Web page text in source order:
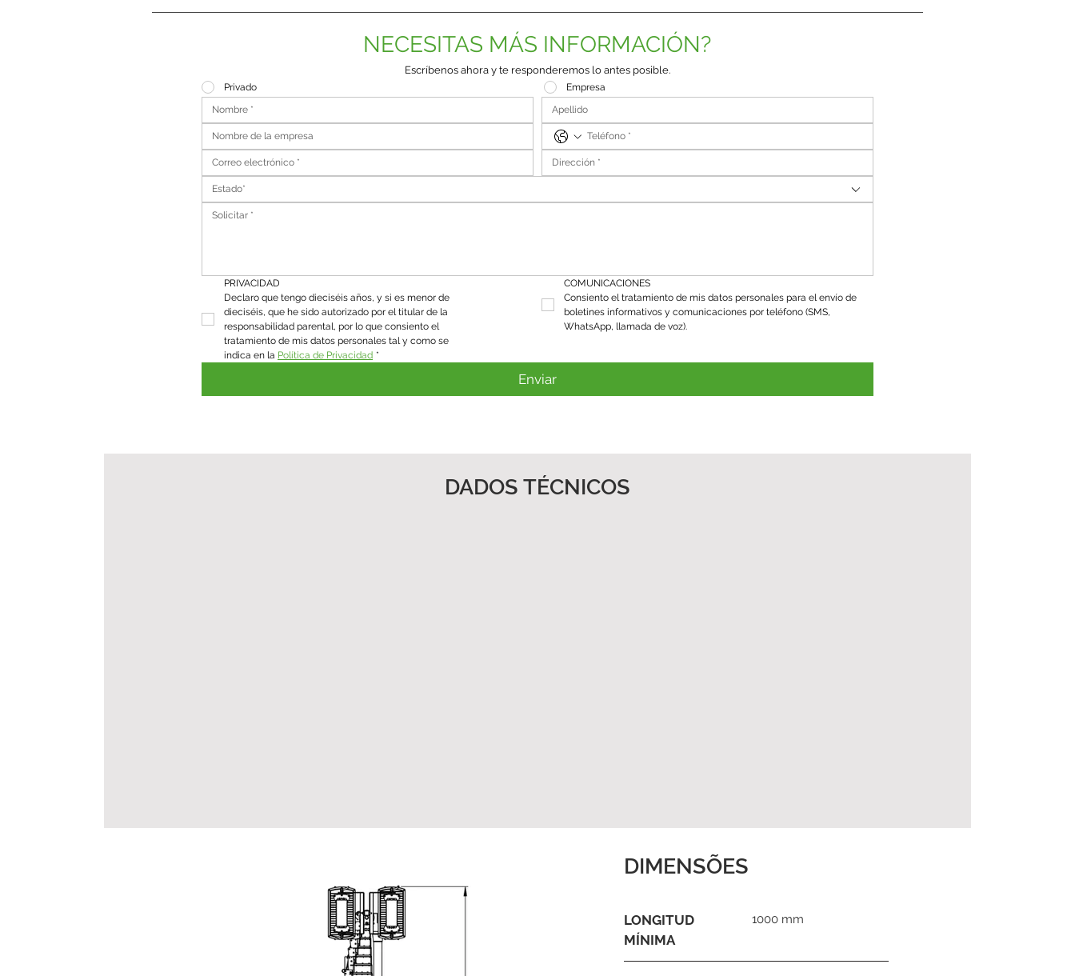
NECESITAS MÁS INFORMACIÓN?
Escríbenos ahora y te responderemos lo antes posible.
Privado Empresa
Estado*
PRIVACIDAD
Declaro que tengo dieciséis años, y si es menor de
dieciséis, que he sido autorizado por el titular de la
responsabilidad parental, por lo que consiento el
tratamiento de mis datos personales tal y como se
indica en la Política de Privacidad *
COMUNICACIONES
Consiento el tratamiento de mis datos personales para el envío de
boletines informativos y comunicaciones por teléfono (SMS,
WhatsApp, llamada de voz).
Enviar
DADOS TÉCNICOS
DIMENSÕES
LONGITUD
MÍNIMA
1000 mm